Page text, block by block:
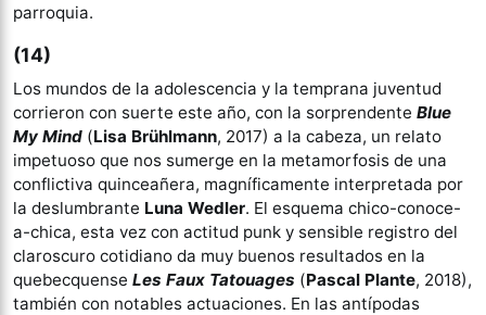
parroquia.
(14)
Los mundos de la adolescencia y la temprana juventud
corrieron con suerte este año, con la sorprendente Blue
My Mind (Lisa Brühlmann, 2017) a la cabeza, un relato
impetuoso que nos sumerge en la metamorfosis de una
conflictiva quinceañera, magníficamente interpretada por
la deslumbrante Luna Wedler. El esquema chico-conoce-
a-chica, esta vez con actitud punk y sensible registro del
claroscuro cotidiano da muy buenos resultados en la
quebecquense Les Faux Tatouages (Pascal Plante, 2018),
también con notables actuaciones. En las antípodas